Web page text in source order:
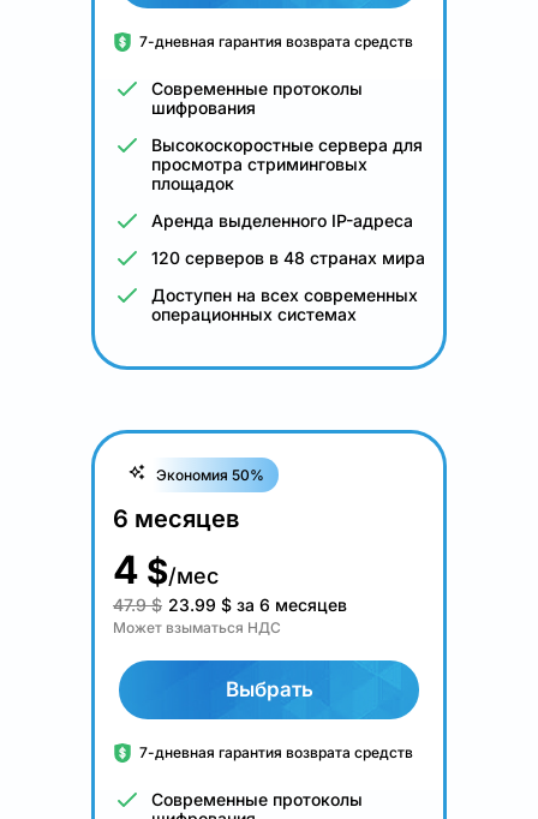
7-дневная гарантия возврата средств
Современные протоколы
шифрования
Высокоскоростные сервера для
просмотра стриминговых
площадок
Аренда выделенного IP-адреса
120 серверов в 48 странах мира
Доступен на всех современных
операционных системах
Экономия 50%
6 месяцев
4 $/мес
47.9 $ 23.99 $ за 6 месяцев
Может взыматься НДС
Выбрать
7-дневная гарантия возврата средств
Современные протоколы